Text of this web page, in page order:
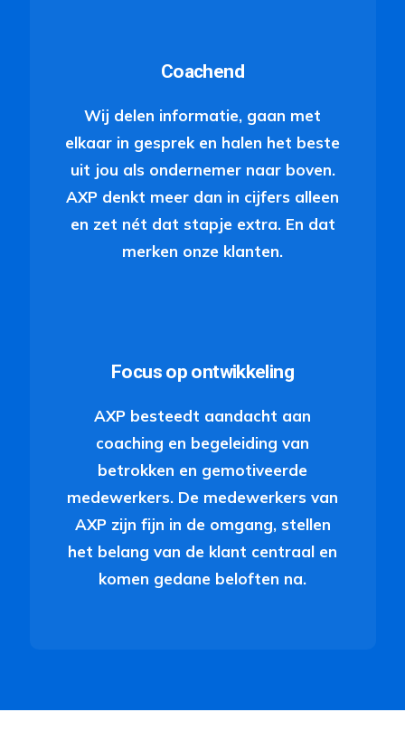
Coachend
Wij delen informatie, gaan met
elkaar in gesprek en halen het beste
uit jou als ondernemer naar boven.
AXP denkt meer dan in cijfers alleen
en zet nét dat stapje extra. En dat
merken onze klanten.
Focus op ontwikkeling
AXP besteedt aandacht aan
coaching en begeleiding van
betrokken en gemotiveerde
medewerkers. De medewerkers van
AXP zijn fijn in de omgang, stellen
het belang van de klant centraal en
komen gedane beloften na.